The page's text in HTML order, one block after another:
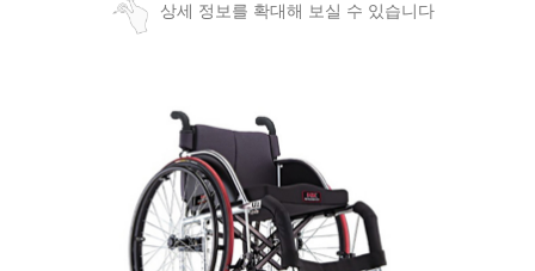
상세 정보를 확대해 보실 수 있습니다